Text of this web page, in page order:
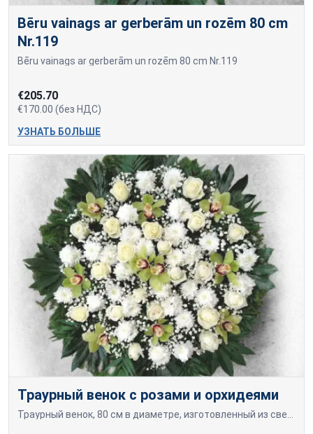
Bēru vainags ar gerberām un rozēm 80 cm
Nr.119
Bēru vainags ar gerberām un rozēm 80 cm Nr.119
€205.70
€170.00 (без НДС)
УЗНАТЬ БОЛЬШЕ
Траурный венок с розами и орхидеями